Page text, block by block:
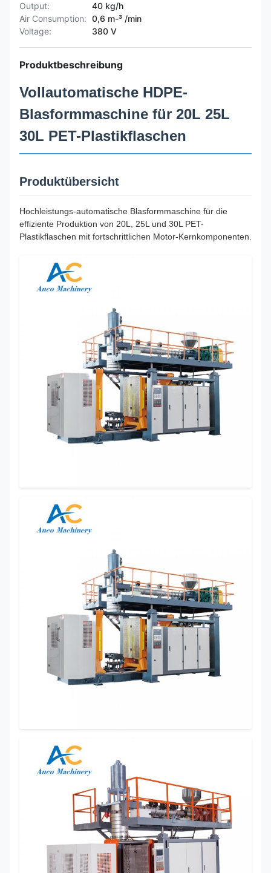
Output:
40 kg/h
Air Consumption: 0,6 m-³ /min
Voltage:
380 V
Produktbeschreibung
Vollautomatische HDPE-
Blasformmaschine für 20L 25L
30L PET-Plastikflaschen
Produktübersicht
Hochleistungs-automatische Blasformmaschine für die
effiziente Produktion von 20L, 25L und 30L PET-
Plastikflaschen mit fortschrittlichen Motor-Kernkomponenten.